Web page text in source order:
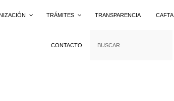
TRÁMITES TRANSPARENCIA CAFTA
CONTACTO